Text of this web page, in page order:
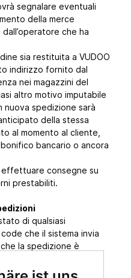
segnalare eventuali
della merce
che ha
sia restituita a VUDOO
indirizzo fornito dal
nei magazzini del
altro motivo imputabile
nuova spedizione sarà
della stessa
al momento al cliente,
bancario o ancora
effettuare consegne su
prestabiliti.
di qualsiasi
che il sistema invia
la spedizione è
sul vettore
istruzioni su come